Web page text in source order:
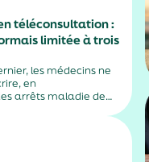
téléconsultation :
limitée à trois
les médecins ne
en
arrêts maladie de
s'inscrit dans un